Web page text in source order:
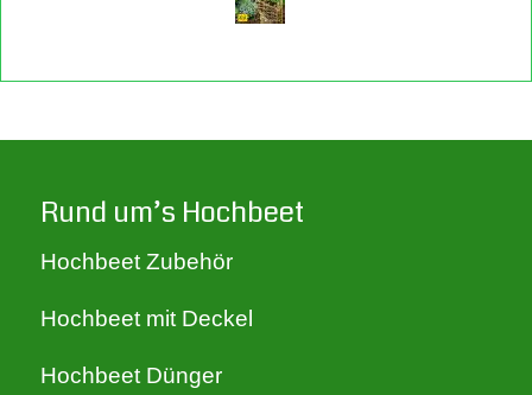
Rund um’s Hochbeet
Hochbeet Zubehör
Hochbeet mit Deckel
Hochbeet Dünger